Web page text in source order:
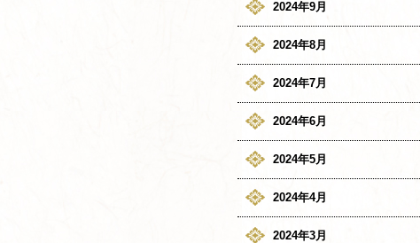
2024年9月
2024年8月
2024年7月
2024年6月
2024年5月
2024年4月
2024年3月